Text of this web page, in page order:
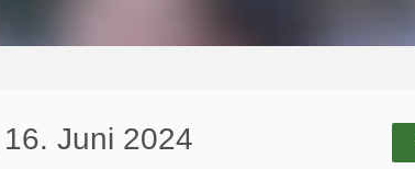
Juni 2024